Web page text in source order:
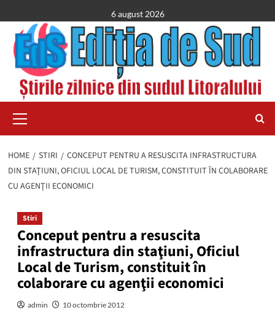
to
content
6 august 2026
Menu
HOME STIRI
CONCEPUT PENTRU A RESUSCITA INFRASTRUCTURA
DIN STAŢIUNI, OFICIUL LOCAL DE TURISM, CONSTITUIT ÎN COLABORARE
CU AGENŢII ECONOMICI
Stiri
Conceput pentru a resuscita
infrastructura din staţiuni, Oficiul
Local de Turism, constituit în
colaborare cu agenţii economici
admin 10 octombrie 2012